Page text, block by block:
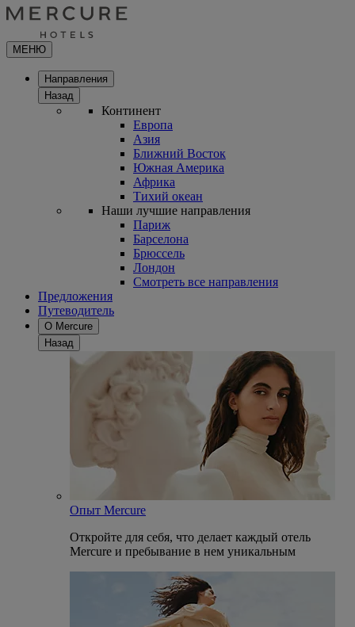
МЕНЮ
Направления
Назад
Континент
Европа
Азия
Ближний Восток
Южная Америка
Африка
Тихий океан
Наши лучшие направления
Париж
Барселона
Брюссель
Лондон
Смотреть все направления
Предложения
Путеводитель
О Mercure
Назад
Опыт Mercure
Откройте для себя, что делает каждый отель
Mercure и пребывание в нем уникальным